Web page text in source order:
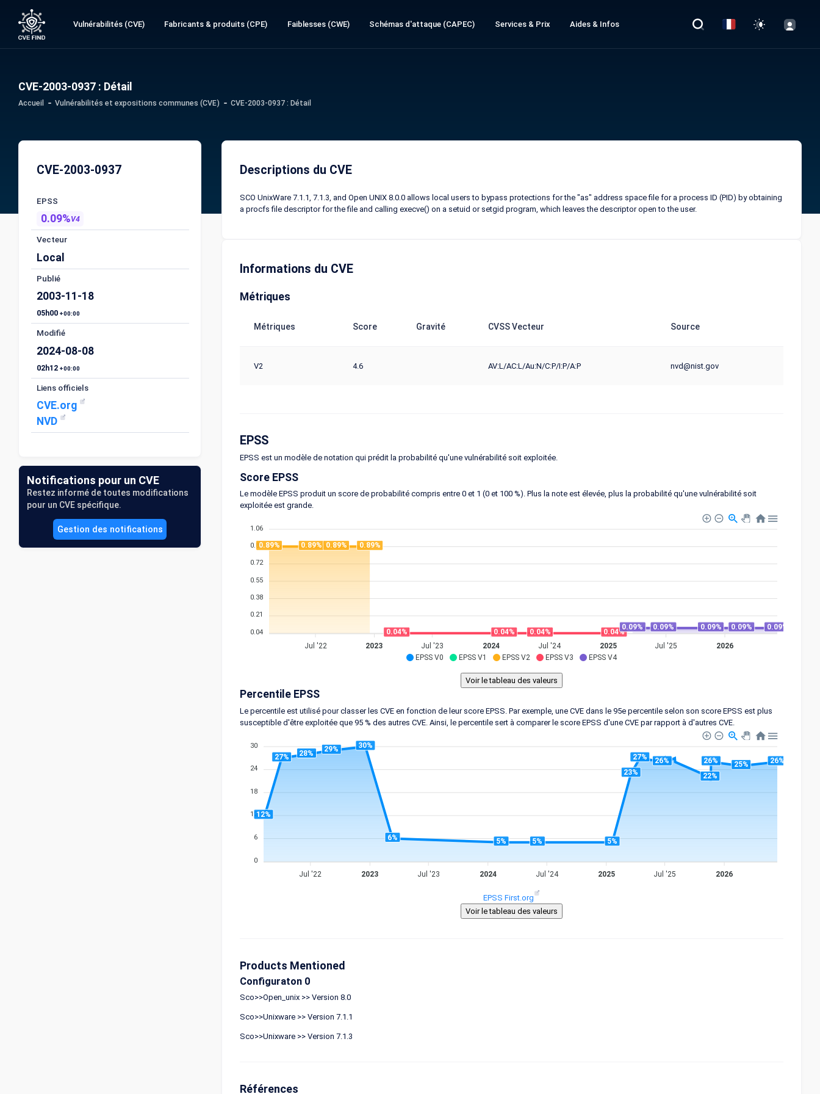
Vulnérabilités (CVE) Fabricants & produits (CPE) Faiblesses (CWE) Schémas d'attaque (CAPEC) Services & Prix Aides & Infos
CVE-2003-0937 : Détail
Accueil Vulnérabilités et expositions communes (CVE) CVE-2003-0937 : Détail
CVE-2003-0937
EPSS
0.09%V4
Vecteur
Local
Publié
2003-11-18
05h00 +00:00
Modifié
2024-08-08
02h12 +00:00
Liens officiels
CVE.org
NVD
Notifications pour un CVE
Restez informé de toutes modifications
pour un CVE spécifique.
Gestion des notifications
Descriptions du CVE
SCO UnixWare 7.1.1, 7.1.3, and Open UNIX 8.0.0 allows local users to bypass protections for the "as" address space file for a process ID (PID) by obtaining
a procfs file descriptor for the file and calling execve() on a setuid or setgid program, which leaves the descriptor open to the user.
Informations du CVE
Métriques
Métriques Score Gravité CVSS Vecteur Source
V2 4.6 AV:L/AC:L/Au:N/C:P/I:P/A:P nvd@nist.gov
EPSS
EPSS est un modèle de notation qui prédit la probabilité qu'une vulnérabilité soit exploitée.
Score EPSS
Le modèle EPSS produit un score de probabilité compris entre 0 et 1 (0 et 100 %). Plus la note est élevée, plus la probabilité qu'une vulnérabilité soit
exploitée est grande.
EPSS V0 EPSS V1 EPSS V2 EPSS V3 EPSS V4
1.06
0.89
0.72
0.55
0.38
0.21
0.04
0.89% 0.89% 0.89% 0.89%
0.04% 0.04% 0.04% 0.04%
0.09% 0.09% 0.09% 0.09% 0.09%
Jul '22 2023 Jul '23 2024 Jul '24 2025 Jul '25 2026
Percentile EPSS
Le percentile est utilisé pour classer les CVE en fonction de leur score EPSS. Par exemple, une CVE dans le 95e percentile selon son score EPSS est plus
susceptible d'être exploitée que 95 % des autres CVE. Ainsi, le percentile sert à comparer le score EPSS d'une CVE par rapport à d'autres CVE.
30
24
18
12
6
0
12%
27% 28% 29% 30%
6% 5% 5% 5%
23%
27%
26%
22%
26% 25% 26%
Jul '22 2023 Jul '23 2024 Jul '24 2025 Jul '25 2026
EPSS First.org
Products Mentioned
Configuraton 0
Sco>>Open_unix >> Version 8.0
Sco>>Unixware >> Version 7.1.1
Sco>>Unixware >> Version 7.1.3
Références